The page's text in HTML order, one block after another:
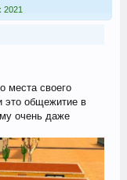
2021
места своего
это общежитие в
очень даже